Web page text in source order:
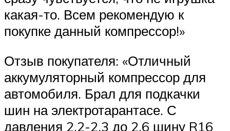
какая-то. Всем рекомендую к
покупке данный компрессор!»
Отзыв покупателя: «Отличный
аккумуляторный компрессор для
автомобиля. Брал для подкачки
шин на электротарантасе. С
давления 2.2-2.3 до 2.6 шину R16